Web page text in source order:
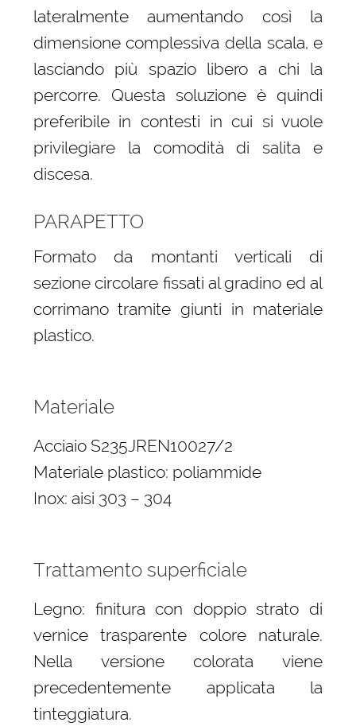
lateralmente aumentando così la
dimensione complessiva della scala, e
lasciando più spazio libero a chi la
percorre. Questa soluzione è quindi
preferibile in contesti in cui si vuole
privilegiare la comodità di salita e
discesa.
PARAPETTO
Formato da montanti verticali di
sezione circolare fissati al gradino ed al
corrimano tramite giunti in materiale
plastico.
Materiale
Acciaio S235JREN10027/2
Materiale plastico: poliammide
Inox: aisi 303 – 304
Trattamento superficiale
Legno: finitura con doppio strato di
vernice trasparente colore naturale.
Nella versione colorata viene
precedentemente applicata la
tinteggiatura.